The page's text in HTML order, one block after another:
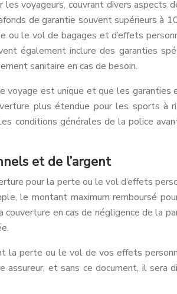
voyageurs, couvrant divers
de garantie souvent supérieurs à
ou le vol de bagages et d’effets
également inclure des garanties
sanitaire en cas de besoin.
voyage est unique et que les
plus étendue pour les sports
conditions générales de la police
et de l’argent
pour la perte ou le vol d’effets
le montant maximum remboursé
en cas de négligence de la
perte ou le vol de vos effets
et sans ce document, il